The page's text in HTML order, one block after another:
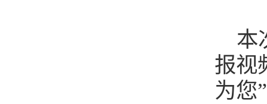
本
报视
为您